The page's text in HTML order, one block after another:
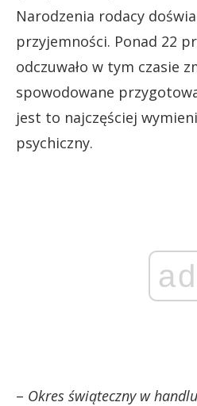
Narodzenia rodacy
przyjemności. Ponad 22
odczuwało w tym czasie
spowodowane
jest to najczęściej
psychiczny.
ad
– Okres świąteczny w